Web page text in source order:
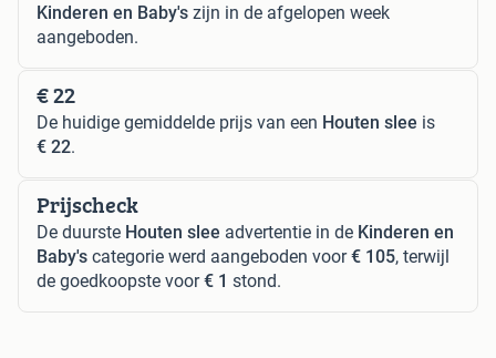
Kinderen en Baby's zijn in de afgelopen week
aangeboden.
€ 22
De huidige gemiddelde prijs van een Houten slee is
€ 22.
Prijscheck
De duurste Houten slee advertentie in de Kinderen en
Baby's categorie werd aangeboden voor€ 105, terwijl
de goedkoopste voor€ 1 stond.